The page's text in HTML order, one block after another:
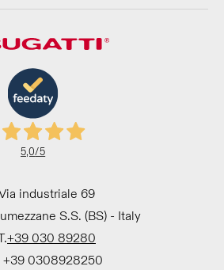
5,0/5
industriale 69
S.S. (BS) - Italy
+39 030 89280
+39 0308928250